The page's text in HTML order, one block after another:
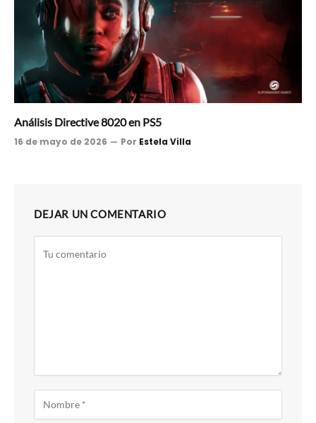
Análisis Directive 8020 en PS5
16 de mayo de 2026 Por Estela Villa
DEJAR UN COMENTARIO